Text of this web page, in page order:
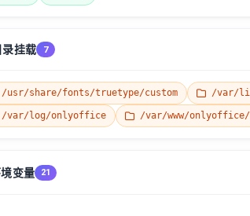
录挂载 7
/usr/share/fonts/truetype/custom /var/
/var/log/onlyoffice /var/www/onlyoffice/
变量 21